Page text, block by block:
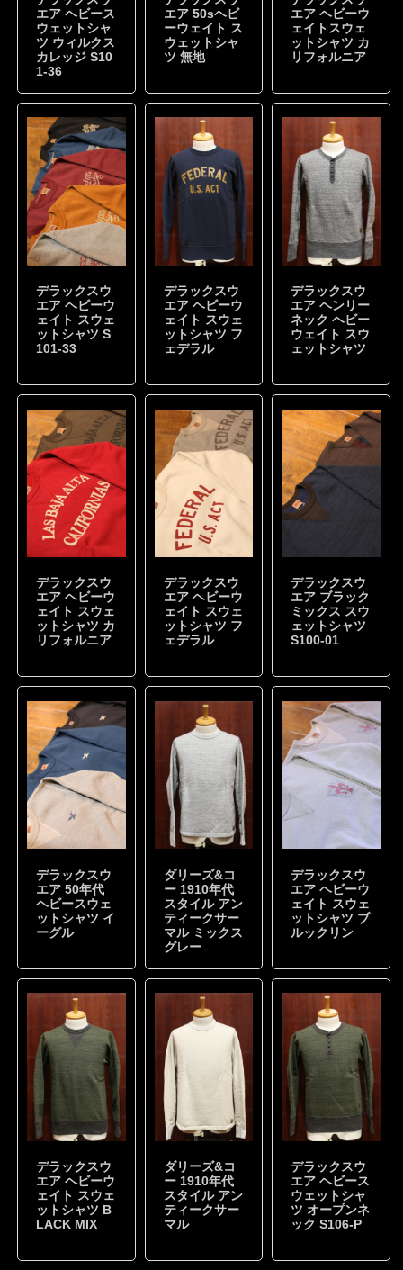
エア ヘビース
ウェットシャ
ツ ウィルクス
カレッジ S10
1-36
エア 50sヘビ
ーウェイト ス
ウェットシャ
ツ 無地
エア ヘビーウ
ェイトスウェ
ットシャツ カ
リフォルニア
デラックスウ
エア ヘビーウ
ェイト スウェ
ットシャツ S
101-33
デラックスウ
エア ヘビーウ
ェイト スウェ
ットシャツ フ
ェデラル
デラックスウ
エア ヘンリー
ネック ヘビー
ウェイト スウ
ェットシャツ
デラックスウ
エア ヘビーウ
ェイト スウェ
ットシャツ カ
リフォルニア
デラックスウ
エア ヘビーウ
ェイト スウェ
ットシャツ フ
ェデラル
デラックスウ
エア ブラック
ミックス スウ
ェットシャツ
S100-01
デラックスウ
エア 50年代
ヘビースウェ
ットシャツ イ
ーグル
ダリーズ&コ
ー 1910年代
スタイル アン
ティークサー
マル ミックス
グレー
デラックスウ
エア ヘビーウ
ェイト スウェ
ットシャツ ブ
ルックリン
デラックスウ
エア ヘビーウ
ェイト スウェ
ットシャツ B
LACK MIX
ダリーズ&コ
ー 1910年代
スタイル アン
ティークサー
マル
デラックスウ
エア ヘビース
ウェットシャ
ツ オープンネ
ック S106-P